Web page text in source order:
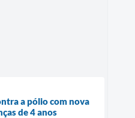
a pólio com nova
de 4 anos